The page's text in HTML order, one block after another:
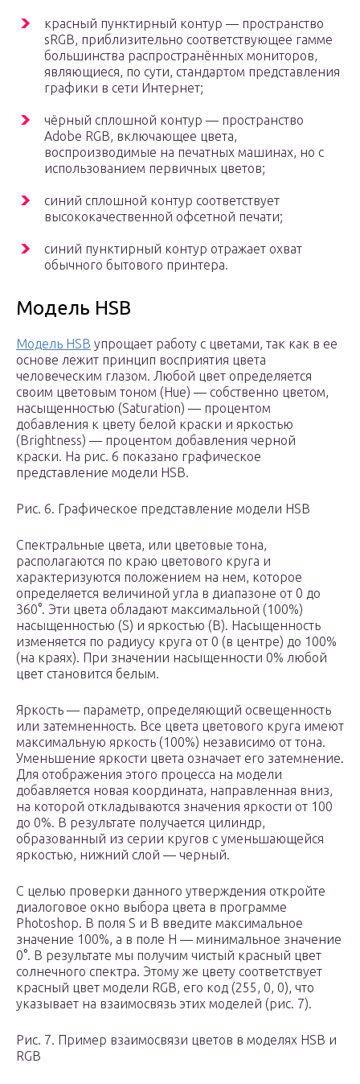
красный пунктирный контур — пространство
sRGB, приблизительно соответствующее гамме
большинства распространённых мониторов,
являющиеся, по сути, стандартом представления
графики в сети Интернет;
чёрный сплошной контур — пространство
Adobe RGB, включающее цвета,
воспроизводимые на печатных машинах, но с
использованием первичных цветов;
синий сплошной контур соответствует
высококачественной офсетной печати;
синий пунктирный контур отражает охват
обычного бытового принтера.
Модель HSB
Модель HSB упрощает работу с цветами, так как в ее
основе лежит принцип восприятия цвета
человеческим глазом. Любой цвет определяется
своим цветовым тоном (Hue) — собственно цветом,
насыщенностью (Saturation) — процентом
добавления к цвету белой краски и яркостью
(Brightness) — процентом добавления черной
краски. На рис. 6 показано графическое
представление модели HSB.
Рис. 6. Графическое представление модели HSB
Спектральные цвета, или цветовые тона,
располагаются по краю цветового круга и
характеризуются положением на нем, которое
определяется величиной угла в диапазоне от 0 до
360°. Эти цвета обладают максимальной (100%)
насыщенностью (S) и яркостью (B). Насыщенность
изменяется по радиусу круга от 0 (в центре) до 100%
(на краях). При значении насыщенности 0% любой
цвет становится белым.
Яркость — параметр, определяющий освещенность
или затемненность. Все цвета цветового круга имеют
максимальную яркость (100%) независимо от тона.
Уменьшение яркости цвета означает его затемнение.
Для отображения этого процесса на модели
добавляется новая координата, направленная вниз,
на которой откладываются значения яркости от 100
до 0%. В результате получается цилиндр,
образованный из серии кругов с уменьшающейся
яркостью, нижний слой — черный.
С целью проверки данного утверждения откройте
диалоговое окно выбора цвета в программе
Photoshop. В поля S и B введите максимальное
значение 100%, а в поле H — минимальное значение
0°. В результате мы получим чистый красный цвет
солнечного спектра. Этому же цвету соответствует
красный цвет модели RGB, его код (255, 0, 0), что
указывает на взаимосвязь этих моделей (рис. 7).
Рис. 7. Пример взаимосвязи цветов в моделях HSB и
RGB